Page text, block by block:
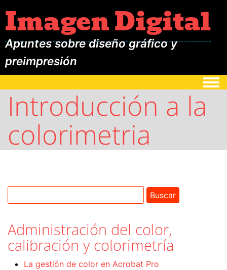
Imagen Digital
Apuntes sobre diseño gráfico y
preimpresión
Introducción a la
colorimetria
Administración del color,
calibración y colorimetría
La gestión de color en Acrobat Pro